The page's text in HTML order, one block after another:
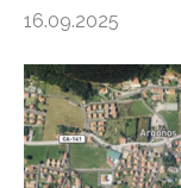
16.09.2025